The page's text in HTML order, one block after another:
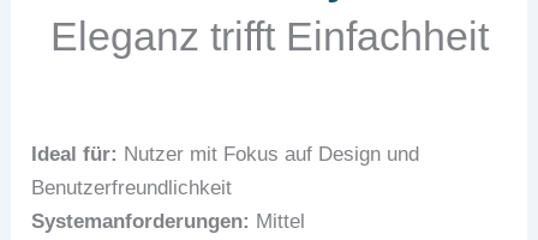
Eleganz trifft Einfachheit
Ideal für: Nutzer mit Fokus auf Design und
Benutzerfreundlichkeit
Systemanforderungen: Mittel